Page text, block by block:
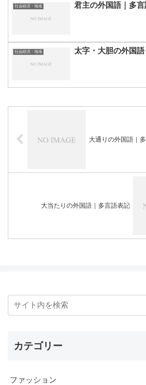
社会経済・地域 君主の外国語｜多
社会経済・地域 太字・大胆の外国
大通りの外国語｜
大当たりの外国語｜多言語表記
カテゴリー
ファッション